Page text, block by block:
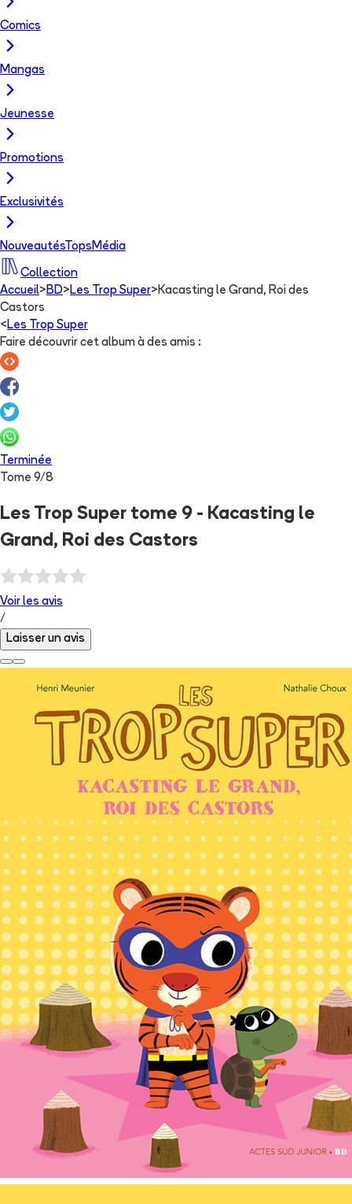
Comics
Mangas
Jeunesse
Promotions
Exclusivités
NouveautésTops Média
Collection
Accueil> BD> Les Trop Super> Kacasting le Grand, Roi des
Castors
< Les Trop Super
Faire découvrir cet album à des amis :
Terminée
Tome 9/8
Les Trop Super tome 9 - Kacasting le
Grand, Roi des Castors
Voir les avis
/
Laisser un avis